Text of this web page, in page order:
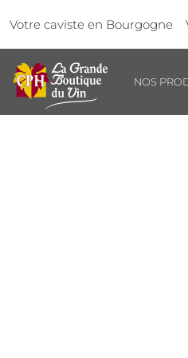
Votre caviste en Bourgogne
NOS